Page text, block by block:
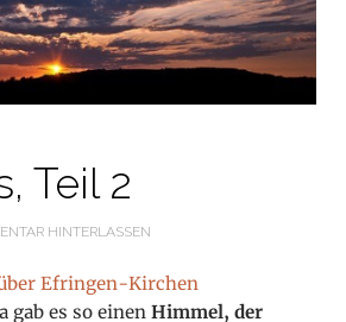
Teil 2
HINTERLASSEN
gab es so einenHimmel, der